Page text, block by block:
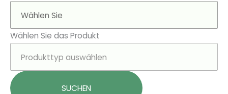
Wählen Sie das Produkt
SUCHEN